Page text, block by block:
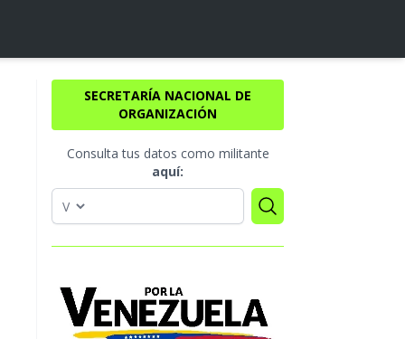
SECRETARÍA NACIONAL DE
ORGANIZACIÓN
Consulta tus datos como militante
aquí: